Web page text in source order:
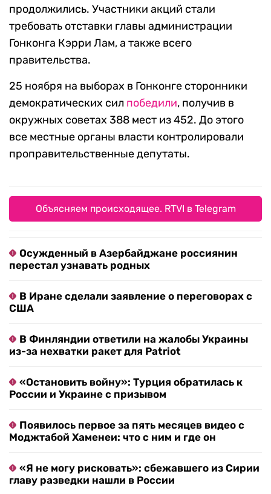
продолжились. Участники акций стали
требовать отставки главы администрации
Гонконга Кэрри Лам, а также всего
правительства.
25 ноября на выборах в Гонконге сторонники
демократических сил победили, получив в
окружных советах 388 мест из 452. До этого
все местные органы власти контролировали
проправительственные депутаты.
Объясняем происходящее. RTVI в Telegram
Осужденный в Азербайджане россиянин
перестал узнавать родных
В Иране сделали заявление о переговорах с
США
В Финляндии ответили на жалобы Украины
из-за нехватки ракет для Patriot
«Остановить войну»: Турция обратилась к
России и Украине с призывом
Появилось первое за пять месяцев видео с
Моджтабой Хаменеи: что с ним и где он
«Я не могу рисковать»: сбежавшего из Сирии
главу разведки нашли в России